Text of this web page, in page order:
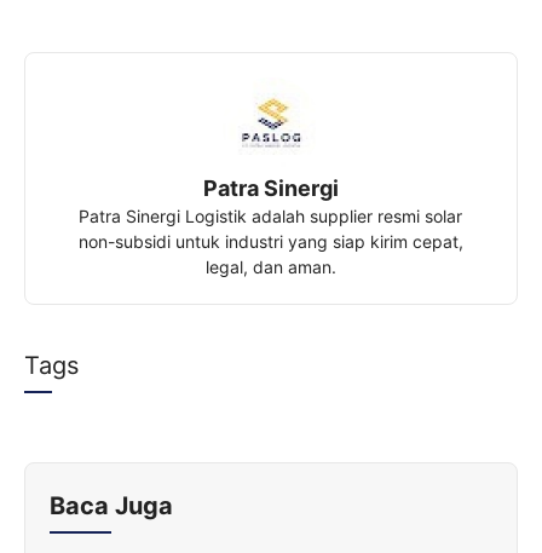
c
i
s
g
e
r
a
s
p
p
Patra Sinergi
Patra Sinergi Logistik adalah supplier resmi solar
non-subsidi untuk industri yang siap kirim cepat,
legal, dan aman.
Tags
Baca Juga